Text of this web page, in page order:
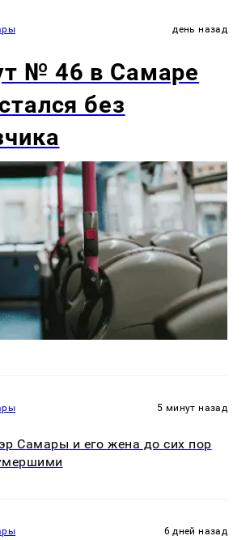
день назад
№ 46 в Самаре
без
5 минут назад
Самары и его жена до сих пор
6 дней назад